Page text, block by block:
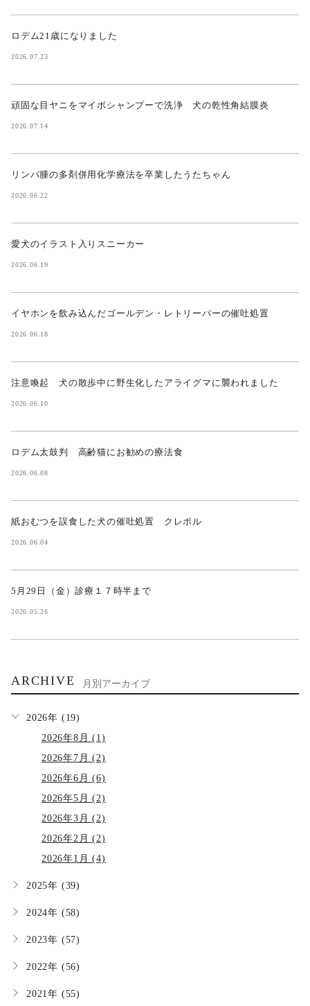
ロデム21歳になりました
2026.07.23
頑固な目ヤニをマイボシャンプーで洗浄 犬の乾性角結膜炎
2026.07.14
リンパ腫の多剤併用化学療法を卒業したうたちゃん
2026.06.22
愛犬のイラスト入りスニーカー
2026.06.19
イヤホンを飲み込んだゴールデン・レトリーバーの催吐処置
2026.06.18
注意喚起 犬の散歩中に野生化したアライグマに襲われました
2026.06.10
ロデム太鼓判 高齢猫にお勧めの療法食
2026.06.08
紙おむつを誤食した犬の催吐処置 クレボル
2026.06.04
5月29日（金）診療１７時半まで
2026.05.26
ARCHIVE 月別アーカイブ
2026年 (19)
2026年8月 (1)
2026年7月 (2)
2026年6月 (6)
2026年5月 (2)
2026年3月 (2)
2026年2月 (2)
2026年1月 (4)
2025年 (39)
2024年 (58)
2023年 (57)
2022年 (56)
2021年 (55)